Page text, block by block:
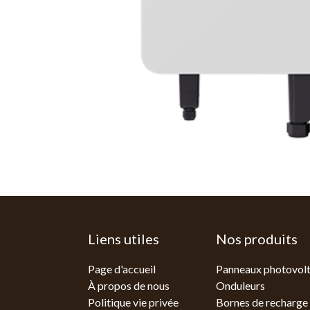
Liens utiles
Page d'accueil
À propos de nous
Politique vie privée
Nos produits
Panneaux
Onduleurs
Bornes de